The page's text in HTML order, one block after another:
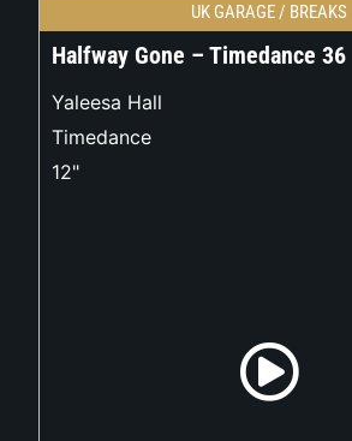
UK GARAGE / BREAKS
Halfway Gone – Timedance 36
Yaleesa Hall
Timedance
12"